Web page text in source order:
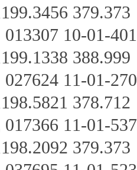
379.373
10-01-
388.999
11-01-
378.712
11-01-
379.373